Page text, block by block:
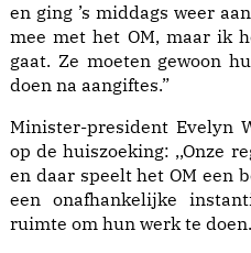
en ging ’s middags weer
mee met het OM, maar ik
gaat. Ze moeten gewoon
doen na aangiftes.”
Minister-president Evelyn
op de huiszoeking: ,,Onze
en daar speelt het OM een
een onafhankelijke
ruimte om hun werk te